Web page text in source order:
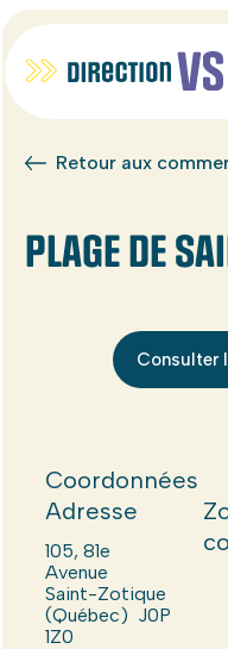
Retour aux
PLAGE DE
Consulter
Coordonnées
Adresse
105, 81e
Avenue
Saint-Zotique
(Québec) J0P
1Z0